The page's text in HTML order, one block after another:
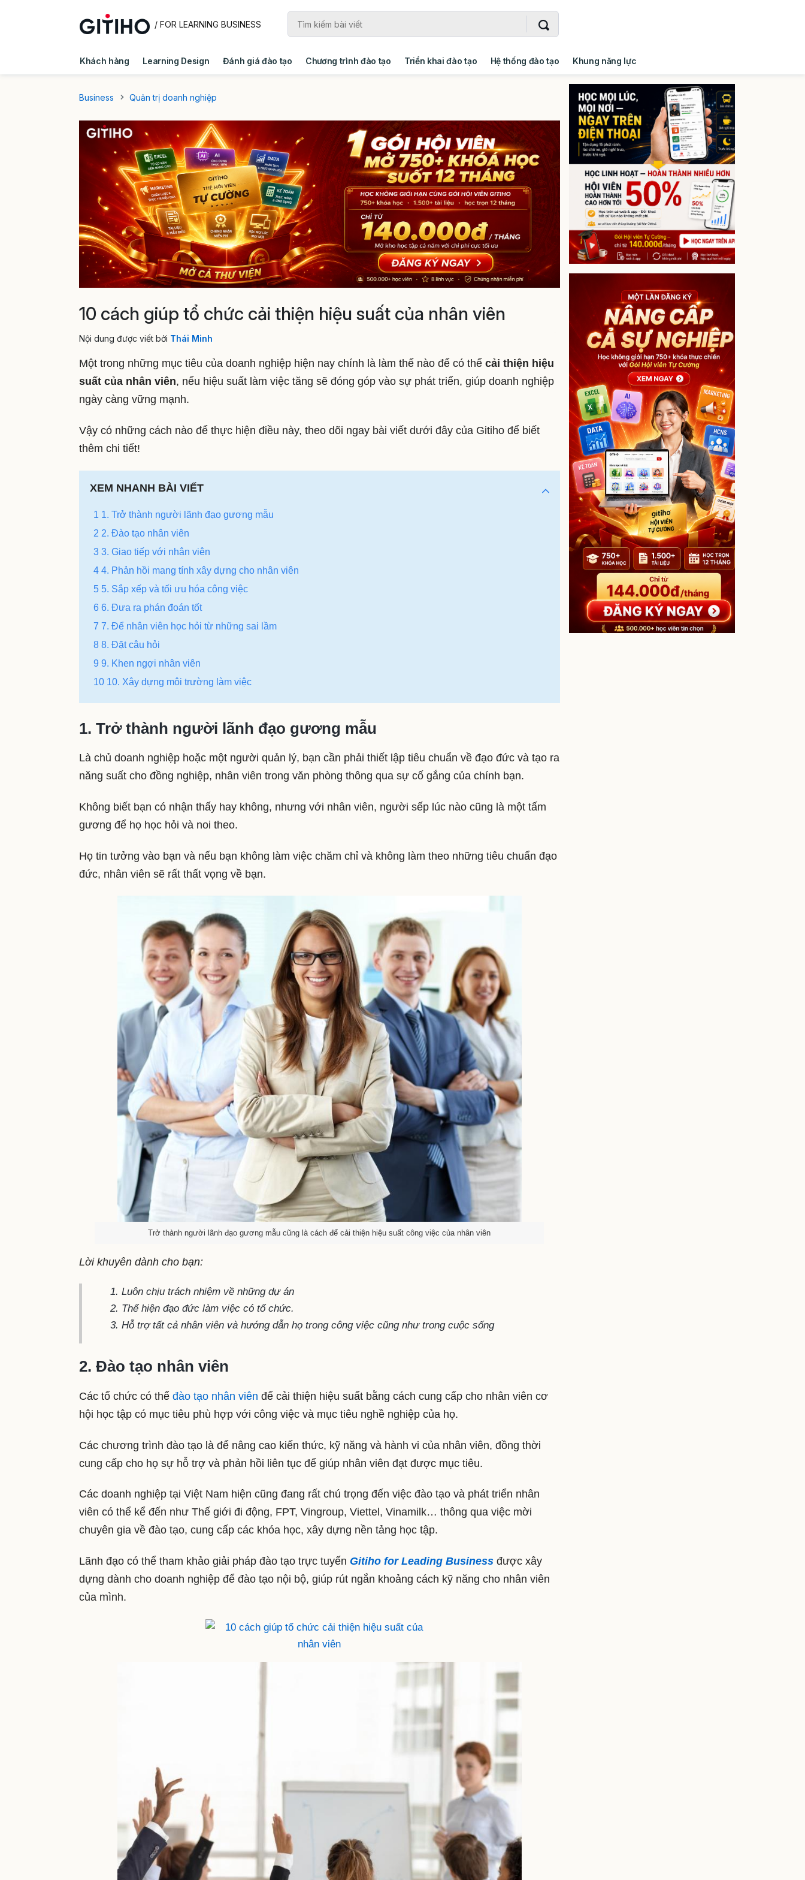
/ FOR LEARNING BUSINESS
Khách hàng Learning Design Đánh giá đào tạo Chương trình đào tạo Triển khai đào tạo Hệ thống đào tạo Khung năng lực
Business
Quản trị doanh nghiệp
10 cách giúp tổ chức cải thiện hiệu suất của nhân viên
Nội dung được viết bởi Thái Minh
Một trong những mục tiêu của doanh nghiệp hiện nay chính là làm thế nào để có thể cải thiện hiệu
suất của nhân viên, nếu hiệu suất làm việc tăng sẽ đóng góp vào sự phát triển, giúp doanh nghiệp
ngày càng vững mạnh.
Vậy có những cách nào để thực hiện điều này, theo dõi ngay bài viết dưới đây của Gitiho để biết
thêm chi tiết!
XEM NHANH BÀI VIẾT
1 1. Trở thành người lãnh đạo gương mẫu
2 2. Đào tạo nhân viên
3 3. Giao tiếp với nhân viên
4 4. Phản hồi mang tính xây dựng cho nhân viên
5 5. Sắp xếp và tối ưu hóa công việc
6 6. Đưa ra phán đoán tốt
7 7. Để nhân viên học hỏi từ những sai lầm
8 8. Đặt câu hỏi
9 9. Khen ngợi nhân viên
10 10. Xây dựng môi trường làm việc
1. Trở thành người lãnh đạo gương mẫu
Là chủ doanh nghiệp hoặc một người quản lý, bạn cần phải thiết lập tiêu chuẩn về đạo đức và tạo ra
năng suất cho đồng nghiệp, nhân viên trong văn phòng thông qua sự cố gắng của chính bạn.
Không biết bạn có nhận thấy hay không, nhưng với nhân viên, người sếp lúc nào cũng là một tấm
gương để họ học hỏi và noi theo.
Họ tin tưởng vào bạn và nếu bạn không làm việc chăm chỉ và không làm theo những tiêu chuẩn đạo
đức, nhân viên sẽ rất thất vọng về bạn.
Trở thành người lãnh đạo gương mẫu cũng là cách để cải thiện hiệu suất công việc của nhân viên
Lời khuyên dành cho bạn:
Luôn chịu trách nhiệm về những dự án
Thể hiện đạo đức làm việc có tổ chức.
Hỗ trợ tất cả nhân viên và hướng dẫn họ trong công việc cũng như trong cuộc sống
2. Đào tạo nhân viên
Các tổ chức có thể đào tạo nhân viên để cải thiện hiệu suất bằng cách cung cấp cho nhân viên cơ
hội học tập có mục tiêu phù hợp với công việc và mục tiêu nghề nghiệp của họ.
Các chương trình đào tạo là để nâng cao kiến thức, kỹ năng và hành vi của nhân viên, đồng thời
cung cấp cho họ sự hỗ trợ và phản hồi liên tục để giúp nhân viên đạt được mục tiêu.
Các doanh nghiệp tại Việt Nam hiện cũng đang rất chú trọng đến việc đào tạo và phát triển nhân
viên có thể kể đến như Thế giới đi động, FPT, Vingroup, Viettel, Vinamilk… thông qua việc mời
chuyên gia về đào tạo, cung cấp các khóa học, xây dựng nền tảng học tập.
Lãnh đạo có thể tham khảo giải pháp đào tạo trực tuyến Gitiho for Leading Business được xây
dựng dành cho doanh nghiệp để đào tạo nội bộ, giúp rút ngắn khoảng cách kỹ năng cho nhân viên
của mình.